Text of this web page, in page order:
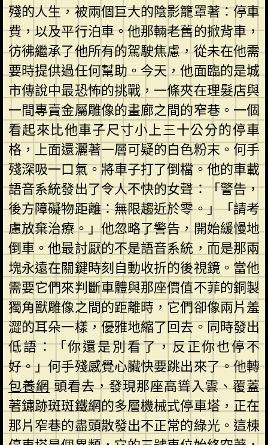
殘的人生，被兩個巨大的陰影籠罩著：停車
費，以及平行泊車。他那輛老舊的掀背車，
彷彿繼承了他所有的駕駛焦慮，從未在他需
要時提供過任何幫助。今天，他面臨的是城
市傳說中最恐怖的挑戰，一條夾在理髮店與
一間專賣金屬雕像的畫廊之間的窄巷。一個
看起來比他車子尺寸小上三十公分的停車
格，上面還灑著一層可疑的白色粉末。何手
殘深吸一口氣。將車子打了倒檔。他的車載
語音系統發出了令人不快的女聲：「警告，
後方障礙物距離：無限趨近於零。」「請考
慮放棄治療。」他忽略了警告，開始緩慢地
倒車。他最討厭的不是語音系統，而是那兩
塊永遠在關鍵時刻自動收折的後視鏡。當他
需要它們來判斷車體與那座價值不菲的銅製
獨角獸雕像之間的距離時，它們卻像兩片羞
澀的耳朵一樣，優雅地縮了回去。同時發出
低語：「你還是別看了，反正你也停不
好。」何手殘感覺心臟快要跳出來了。他轉
包養網頭看去，發現那座高聳入雲、覆蓋
著鏽跡斑斑鐵網的多層機械式停車塔，正在
那片窄巷的盡頭散發出不正常的綠光。這棟